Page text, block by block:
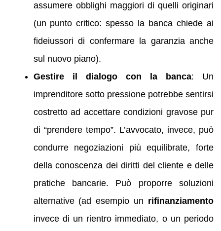
assumere obblighi maggiori di quelli originari
(un punto critico: spesso la banca chiede ai
fideiussori di confermare la garanzia anche
sul nuovo piano).
Gestire il dialogo con la banca: Un
imprenditore sotto pressione potrebbe sentirsi
costretto ad accettare condizioni gravose pur
di “prendere tempo”. L’avvocato, invece, può
condurre negoziazioni più equilibrate, forte
della conoscenza dei diritti del cliente e delle
pratiche bancarie. Può proporre soluzioni
alternative (ad esempio un rifinanziamento
invece di un rientro immediato, o un periodo